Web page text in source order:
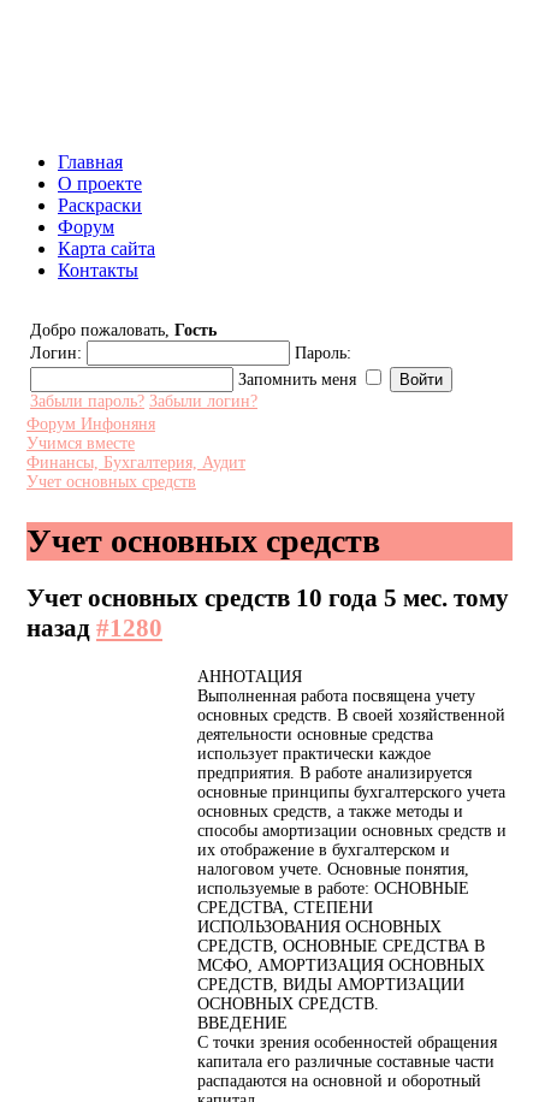
Главная
О проекте
Раскраски
Форум
Карта сайта
Контакты
Добро пожаловать, Гость
Логин:
Пароль:
Запомнить меня
Забыли пароль? Забыли логин?
Форум Инфоняня
Учимся вместе
Финансы, Бухгалтерия, Аудит
Учет основных средств
Учет основных средств
Учет основных средств 10 года 5 мес. тому
назад #1280
АННОТАЦИЯ
Выполненная работа посвящена учету
основных средств. В своей хозяйственной
деятельности основные средства
использует практически каждое
предприятия. В работе анализируется
основные принципы бухгалтерского учета
основных средств, а также методы и
способы амортизации основных средств и
их отображение в бухгалтерском и
налоговом учете. Основные понятия,
используемые в работе: ОСНОВНЫЕ
СРЕДСТВА, СТЕПЕНИ
ИСПОЛЬЗОВАНИЯ ОСНОВНЫХ
СРЕДСТВ, ОСНОВНЫЕ СРЕДСТВА В
МСФО, АМОРТИЗАЦИЯ ОСНОВНЫХ
СРЕДСТВ, ВИДЫ АМОРТИЗАЦИИ
ОСНОВНЫХ СРЕДСТВ.
ВВЕДЕНИЕ
С точки зрения особенностей обращения
капитала его различные составные части
распадаются на основной и оборотный